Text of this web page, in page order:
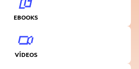
EBOOKS
VÍDEOS